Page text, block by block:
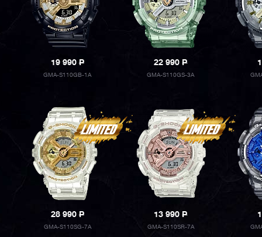
19 990P
GMA-S110GB-1A
22 990P
GMA-S110GS-3A
28 990P
GMA-S110SG-7A
13 990P
GMA-S110SR-7A